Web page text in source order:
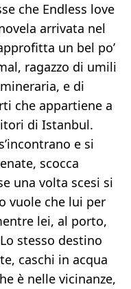
che Endless love
arrivata nel
un bel po’
ragazzo di umili
e di
che appartiene a
di Istanbul.
e si
scocca
una volta scesi si
vuole che lui per
lei, al porto,
stesso destino
caschi in acqua
è nelle vicinanze,